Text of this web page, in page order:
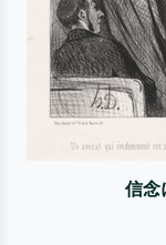
信念